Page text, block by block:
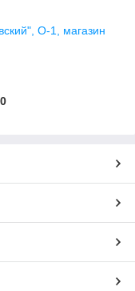
О-1, магазин